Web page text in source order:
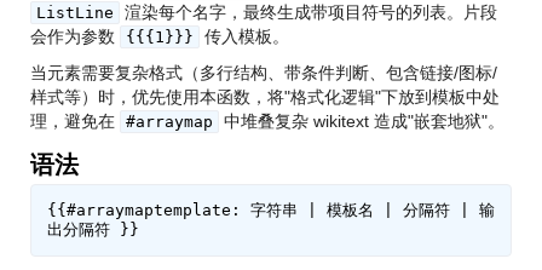
ListLine
渲染每个名字，最终生成带项目符号的列表。片段
会作为参数
{{{1}}}
传入模板。
当元素需要复杂格式（多行结构、带条件判断、包含链接/图标/
样式等）时，优先使用本函数，将"格式化逻辑"下放到模板中处
理，避免在 #arraymap 中堆叠复杂 wikitext 造成"嵌套地狱"。
语法
{{#arraymaptemplate: 字符串 | 模板名 | 分隔符 | 输